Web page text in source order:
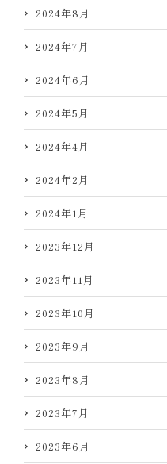
2024年8月
2024年7月
2024年6月
2024年5月
2024年4月
2024年2月
2024年1月
2023年12月
2023年11月
2023年10月
2023年9月
2023年8月
2023年7月
2023年6月